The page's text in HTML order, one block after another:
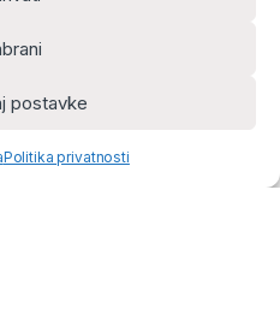
postavke
Politika privatnosti
Cart